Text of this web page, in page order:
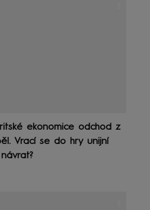
ekonomice odchod z
Vrací se do hry unijní
návrat?